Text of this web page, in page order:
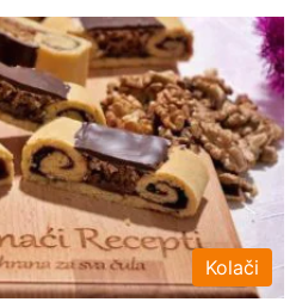
Kolači